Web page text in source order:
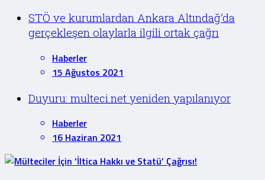
STÖ ve kurumlardan Ankara Altındağ’da
gerçekleşen olaylarla ilgili ortak çağrı
Haberler
15 Ağustos 2021
Duyuru: multeci.net yeniden yapılanıyor
Haberler
16 Haziran 2021